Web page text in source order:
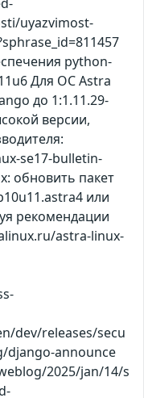
uyazvimost-
python-
Для ОС Astra
до 1:1.11.29-
версии,
se17-bulletin-
обновить пакет
или
рекомендации
astra-linux-
dev/releases/secu
announce
2025/jan/14/s